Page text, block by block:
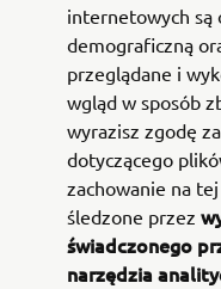
internetowych są
demograficzną
przeglądane i
wgląd w sposób
wyrazisz zgodę
dotyczącego
zachowanie na
śledzone przez
świadczonego
narzędzia